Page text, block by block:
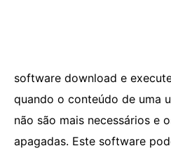
software download e
quando o conteúdo de uma
não são mais necessários e
apagadas. Este software